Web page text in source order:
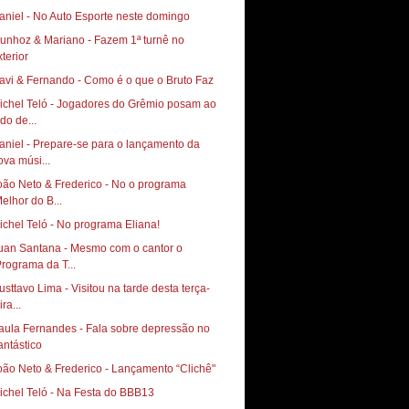
- No Auto Esporte neste domingo
& Mariano - Fazem 1ª turnê no
& Fernando - Como é o que o Bruto Faz
Teló - Jogadores do Grêmio posam ao
de...
- Prepare-se para o lançamento da
músi...
Neto & Frederico - No o programa
do B...
Teló - No programa Eliana!
Santana - Mesmo com o cantor o
da T...
Lima - Visitou na tarde desta terça-
Fernandes - Fala sobre depressão no
Neto & Frederico - Lançamento “Clichê"
Teló - Na Festa do BBB13